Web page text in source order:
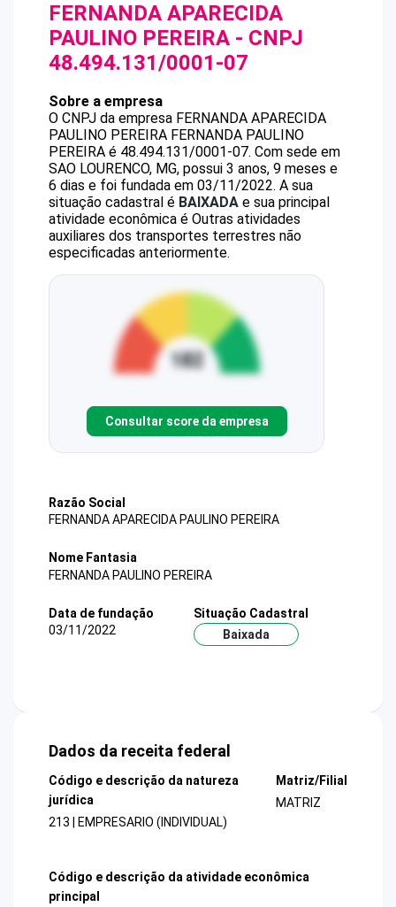
FERNANDA APARECIDA
PAULINO PEREIRA - CNPJ
48.494.131/0001-07
Sobre a empresa
O CNPJ da empresa FERNANDA APARECIDA
PAULINO PEREIRA FERNANDA PAULINO
PEREIRA é 48.494.131/0001-07. Com sede em
SAO LOURENCO, MG, possui 3 anos, 9 meses e
6 dias e foi fundada em 03/11/2022. A sua
situação cadastral é BAIXADA e sua principal
atividade econômica é Outras atividades
auxiliares dos transportes terrestres não
especificadas anteriormente.
Consultar score da empresa
Razão Social
FERNANDA APARECIDA PAULINO PEREIRA
Nome Fantasia
FERNANDA PAULINO PEREIRA
Data de fundação
03/11/2022
Situação Cadastral
Baixada
Dados da receita federal
Código e descrição da natureza
jurídica
213 | EMPRESARIO (INDIVIDUAL)
Matriz/Filial
MATRIZ
Código e descrição da atividade econômica
principal